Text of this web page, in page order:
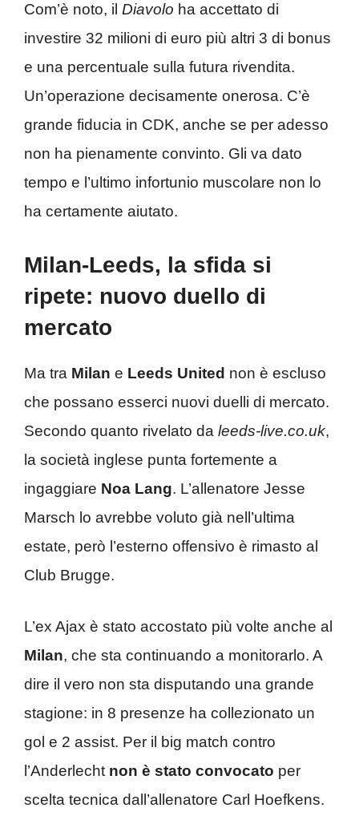
Com’è noto, il Diavolo ha accettato di
investire 32 milioni di euro più altri 3 di bonus
e una percentuale sulla futura rivendita.
Un’operazione decisamente onerosa. C’è
grande fiducia in CDK, anche se per adesso
non ha pienamente convinto. Gli va dato
tempo e l’ultimo infortunio muscolare non lo
ha certamente aiutato.
Milan-Leeds, la sfida si
ripete: nuovo duello di
mercato
Ma tra Milan e Leeds United non è escluso
che possano esserci nuovi duelli di mercato.
Secondo quanto rivelato da leeds-live.co.uk,
la società inglese punta fortemente a
ingaggiare Noa Lang. L’allenatore Jesse
Marsch lo avrebbe voluto già nell’ultima
estate, però l’esterno offensivo è rimasto al
Club Brugge.
L’ex Ajax è stato accostato più volte anche al
Milan, che sta continuando a monitorarlo. A
dire il vero non sta disputando una grande
stagione: in 8 presenze ha collezionato un
gol e 2 assist. Per il big match contro
l’Anderlecht non è stato convocato per
scelta tecnica dall’allenatore Carl Hoefkens.